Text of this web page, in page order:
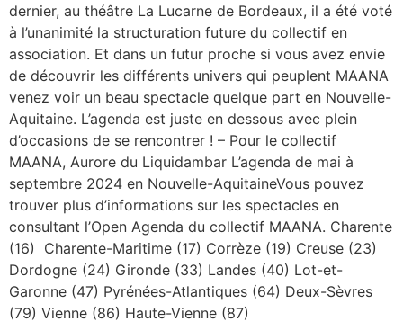
dernier, au théâtre La Lucarne de Bordeaux, il a été voté
à l’unanimité la structuration future du collectif en
association. Et dans un futur proche si vous avez envie
de découvrir les différents univers qui peuplent MAANA
venez voir un beau spectacle quelque part en Nouvelle-
Aquitaine. L’agenda est juste en dessous avec plein
d’occasions de se rencontrer ! – Pour le collectif
MAANA, Aurore du Liquidambar L’agenda de mai à
septembre 2024 en Nouvelle-AquitaineVous pouvez
trouver plus d’informations sur les spectacles en
consultant l’Open Agenda du collectif MAANA. Charente
(16) Charente-Maritime (17) Corrèze (19) Creuse (23)
Dordogne (24) Gironde (33) Landes (40) Lot-et-
Garonne (47) Pyrénées-Atlantiques (64) Deux-Sèvres
(79) Vienne (86) Haute-Vienne (87)